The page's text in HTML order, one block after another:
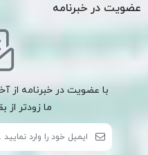
عضویت در خبرنامه
با عضویت در خبرنامه از
ما زودتر از